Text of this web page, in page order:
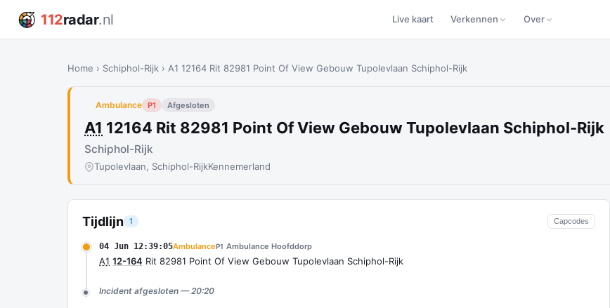
112radar.nl Live kaart Verkennen Over
Home › Schiphol-Rijk › A1 12164 Rit 82981 Point Of View Gebouw Tupolevlaan Schiphol-Rijk
Ambulance P1 Afgesloten
A1 12164 Rit 82981 Point Of View Gebouw Tupolevlaan Schiphol-Rijk
Schiphol-Rijk
Tupolevlaan, Schiphol-RijkKennemerland
Tijdlijn 1 Capcodes
04 Jun 12:39:05AmbulanceP1 Ambulance Hoofddorp
A1 12-164 Rit 82981 Point Of View Gebouw Tupolevlaan Schiphol-Rijk
Incident afgesloten — 20:20